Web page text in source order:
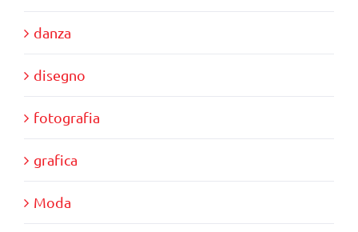
danza
disegno
fotografia
grafica
Moda